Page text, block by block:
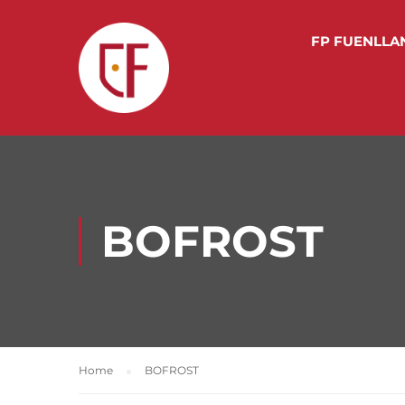
FP
BOFROST
Home BOFROST